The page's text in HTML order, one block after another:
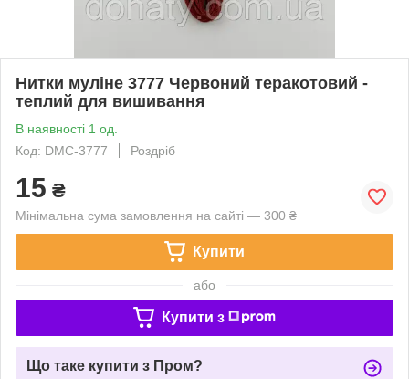
Нитки муліне 3777 Червоний теракотовий -
теплий для вишивання
В наявності 1 од.
Код: DMC-3777
Роздріб
15 ₴
Мінімальна сума замовлення на сайті — 300 ₴
Купити
або
Купити з
Що таке купити з Пром?